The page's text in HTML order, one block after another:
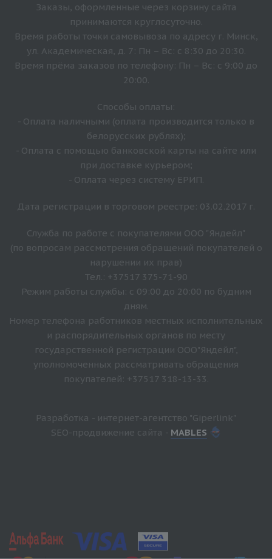
Заказы, оформленные через корзину сайта
принимаются круглосуточно.
Время работы точки самовывоза по адресу г. Минск,
ул. Академическая, д. 7: Пн – Вс: с 8:30 до 20:30.
Время прёма заказов по телефону: Пн – Вс: с 9:00 до
20:00.
Способы оплаты:
- Оплата наличными (оплата производится только в
белорусских рублях);
- Оплата с помощью банковской карты на сайте или
при доставке курьером;
- Оплата через систему ЕРИП.
Дата регистрации в торговом реестре: 03.02.2017 г.
Служба по работе с покупателями ООО "Яндейл"
(по вопросам рассмотрения обращений покупателей о
нарушении их прав)
Тел.: +37517 375-71-90
Режим работы службы: с 09:00 до 20:00 по будним
дням.
Номер телефона работников местных исполнительных
и распорядительных органов по месту
государственной регистрации ООО"Яндейл",
уполномоченных рассматривать обращения
покупателей: +37517 318-13-33.
Разработка - интернет-агентство "Giperlink"
SEO-продвижение сайта - MABLES